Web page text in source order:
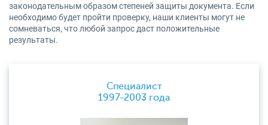
законодательным образом степеней защиты документа. Если
необходимо будет пройти проверку, наши клиенты могут не
сомневаться, что любой запрос даст положительные
результаты.
Специалист
1997-2003 года